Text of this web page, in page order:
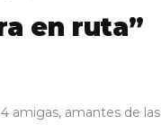
en ruta”
amigas, amantes de las